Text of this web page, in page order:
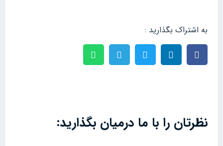
به اشتراک بگذارید :
نظرتان را با ما درمیان بگذارید: